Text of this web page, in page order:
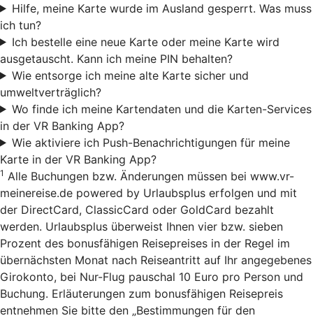
Hilfe, meine Karte wurde im Ausland gesperrt. Was muss
ich tun?
Ich bestelle eine neue Karte oder meine Karte wird
ausgetauscht. Kann ich meine PIN behalten?
Wie entsorge ich meine alte Karte sicher und
umweltverträglich?
Wo finde ich meine Kartendaten und die Karten-Services
in der VR Banking App?
Wie aktiviere ich Push-Benachrichtigungen für meine
Karte in der VR Banking App?
1 Alle Buchungen bzw. Änderungen müssen bei www.vr-
meinereise.de powered by Urlaubsplus erfolgen und mit
der DirectCard, ClassicCard oder GoldCard bezahlt
werden. Urlaubsplus überweist Ihnen vier bzw. sieben
Prozent des bonusfähigen Reisepreises in der Regel im
übernächsten Monat nach Reiseantritt auf Ihr angegebenes
Girokonto, bei Nur-Flug pauschal 10 Euro pro Person und
Buchung. Erläuterungen zum bonusfähigen Reisepreis
entnehmen Sie bitte den „Bestimmungen für den